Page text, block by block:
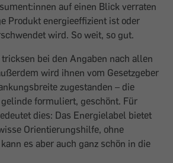
auf einen Blick verraten
Produkt energieeffizient ist oder
wird. So weit, so gut.
bei den Angaben nach allen
wird ihnen vom Gesetzgeber
zugestanden – die
formuliert, geschönt. Für
dies: Das Energielabel bietet
Orientierungshilfe, ohne
es aber auch ganz schön in die